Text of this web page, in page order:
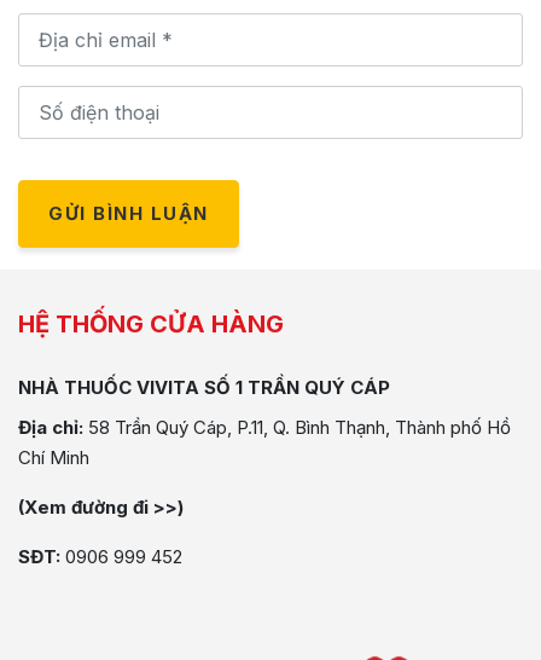
GỬI BÌNH LUẬN
HỆ THỐNG CỬA HÀNG
NHÀ THUỐC VIVITA SỐ 1 TRẦN QUÝ CÁP
Địa chỉ: 58 Trần Quý Cáp, P.11, Q. Bình Thạnh, Thành phố Hồ
Chí Minh
(Xem đường đi >>)
SĐT: 0906 999 452